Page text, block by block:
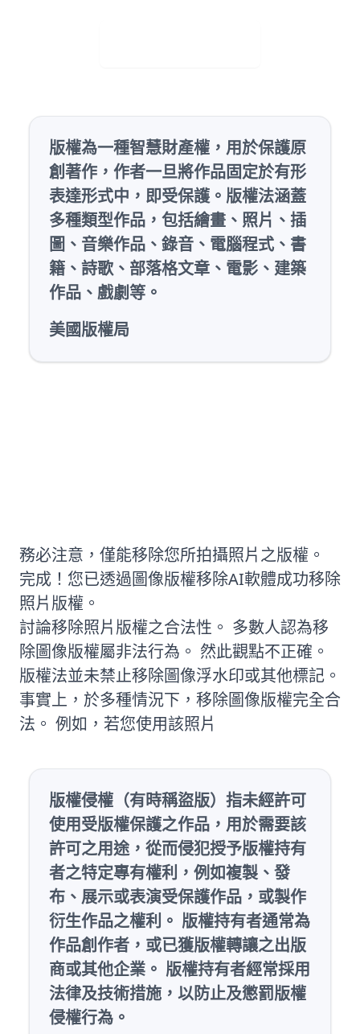
版權為一種智慧財產權，用於保護原
創著作 ，作者一旦將作品固定於有形
表達形式中，即受保護。版權法涵蓋
多種類型作品，包括繪畫、照片、插
圖、音樂作品、錄音、電腦程式、書
籍、詩歌、部落格文章、電影、建築
作品、戲劇等。
美國版權局
務必注意，僅能移除您所拍攝照片之版權。
完成！您已透過圖像版權移除AI軟體成功移除
照片版權。
討論移除照片版權之合法性。 多數人認為移
除圖像版權屬非法行為。 然此觀點不正確。
版權法並未禁止移除圖像浮水印或其他標記。
事實上，於多種情況下，移除圖像版權完全合
法。 例如，若您使用該照片
版權侵權（有時稱盜版）指未經許可
使用受版權保護之作品，用於需要該
許可之用途，從而侵犯授予版權持有
者之特定專有權利，例如複製、發
布、展示或表演受保護作品，或製作
衍生作品之權利。 版權持有者通常為
作品創作者，或已獲版權轉讓之出版
商或其他企業。 版權持有者經常採用
法律及技術措施，以防止及懲罰版權
侵權行為。